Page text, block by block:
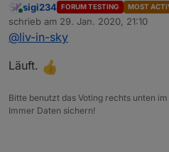
die daten kommen von
https://
openligadb-v0-0-x
wie versprochen -
datenpunkt
falls du die
tabelle
Online
sigi234 FORUM TESTING MOST
schrieb am 29. Jan. 2020, 21:10
zuletzt editiert von
@liv-in-sky
Läuft.
Bitte benutzt das Voting rechts unten
Immer Daten sichern!